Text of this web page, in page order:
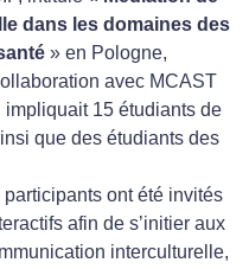
dans les domaines des
» en Pologne,
avec MCAST
15 étudiants de
que des étudiants des
ont été invités
afin de s’initier aux
interculturelle,